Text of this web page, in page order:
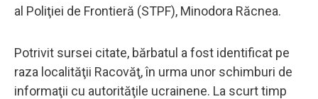
al Poliţiei de Frontieră (STPF), Minodora Răcnea.
Potrivit sursei citate, bărbatul a fost identificat pe
raza localităţii Racovăţ, în urma unor schimburi de
informaţii cu autorităţile ucrainene. La scurt timp